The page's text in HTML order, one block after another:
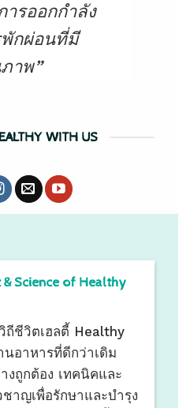
ารออกกำลัง
พักผ่อนที่มี
าพ”
WITH US
Science of Healthy
ถีชีวิตเฮลตี้ Healthy
นอาหารที่ดีกว่าเดิม
งถูกต้อง เทคนิคและ
าญเพื่อรักษาและบำรุง